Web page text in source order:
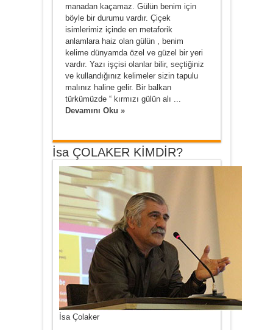
manadan kaçamaz. Gülün benim için
böyle bir durumu vardır. Çiçek
isimlerimiz içinde en metaforik
anlamlara haiz olan gülün , benim
kelime dünyamda özel ve güzel bir yeri
vardır. Yazı işçisi olanlar bilir, seçtiğiniz
ve kullandığınız kelimeler sizin tapulu
malınız haline gelir. Bir balkan
türkümüzde “ kırmızı gülün alı ...
Devamını Oku »
İsa ÇOLAKER KİMDİR?
İsa Çolaker